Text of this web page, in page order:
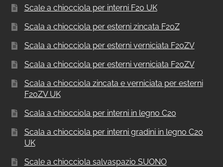
Scale a chiocciola per interni F20 UK
Scala a chiocciola per esterni zincata F20Z
Scala a chiocciola per esterni verniciata F20ZV
Scala a chiocciola per esterni verniciata F20ZV
Scala a chiocciola zincata e verniciata per esterni
F20ZV UK
Scala a chiocciola per interni in legno C20
Scala a chiocciola per interni gradini in legno C20
UK
Scale a chiocciola salvaspazio SUONO